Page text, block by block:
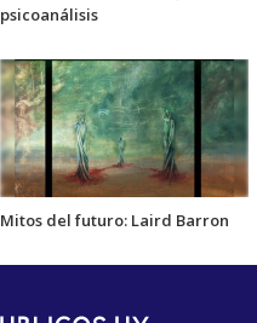
psicoanálisis
Mitos del futuro: Laird Barron